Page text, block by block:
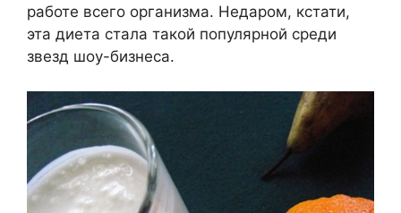
работе всего организма. Недаром, кстати,
эта диета стала такой популярной среди
звезд шоу-бизнеса.